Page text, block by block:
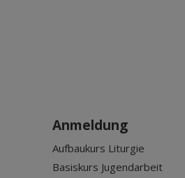
Anmeldung
Aufbaukurs Liturgie
Basiskurs Jugendarbeit